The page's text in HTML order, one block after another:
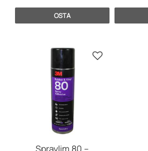
OSTA
Spraylim 80 –
Lisää suosikiksi